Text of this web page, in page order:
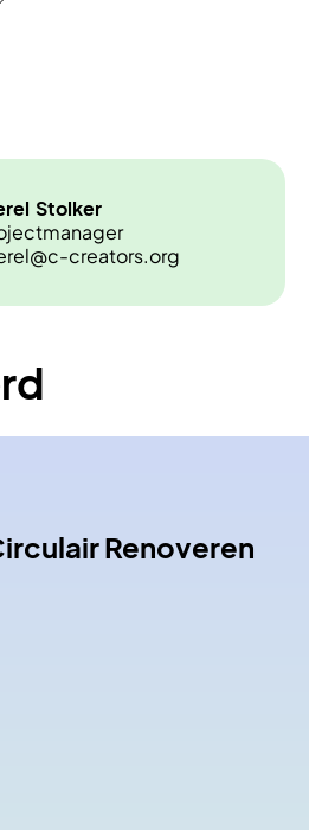
Stolker
creators.org
Renoveren